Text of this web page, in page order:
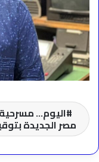
اليوم…
مصر الجديدة